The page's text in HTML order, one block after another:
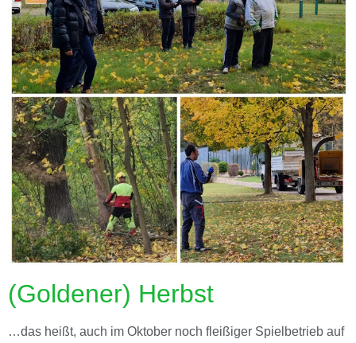
(Goldener) Herbst
…das heißt, auch im Oktober noch fleißiger Spielbetrieb auf